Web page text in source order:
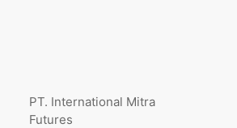
PT. International Mitra
Futures